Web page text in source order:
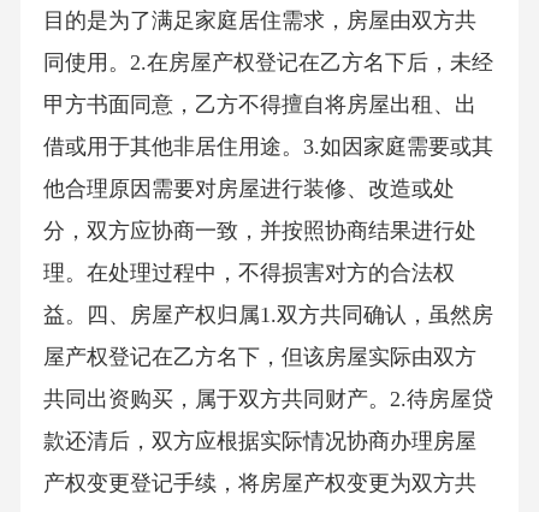
目的是为了满足家庭居住需求，房屋由双方共
同使用。2.在房屋产权登记在乙方名下后，未经
甲方书面同意，乙方不得擅自将房屋出租、出
借或用于其他非居住用途。3.如因家庭需要或其
他合理原因需要对房屋进行装修、改造或处
分，双方应协商一致，并按照协商结果进行处
理。在处理过程中，不得损害对方的合法权
益。四、房屋产权归属1.双方共同确认，虽然房
屋产权登记在乙方名下，但该房屋实际由双方
共同出资购买，属于双方共同财产。2.待房屋贷
款还清后，双方应根据实际情况协商办理房屋
产权变更登记手续，将房屋产权变更为双方共